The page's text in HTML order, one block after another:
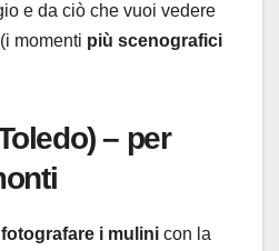
e da ciò che vuoi vedere
momenti più scenografici
– per
fotografare i mulini con la